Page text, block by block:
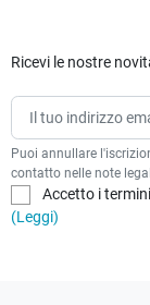
Ricevi le nostre
Puoi annullare
contatto nelle note
Accetto i
(Leggi)